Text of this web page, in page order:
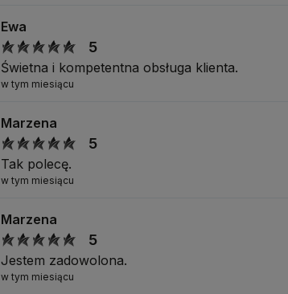
Ewa
5
Świetna i kompetentna obsługa klienta.
w tym miesiącu
Marzena
5
Tak polecę.
w tym miesiącu
Marzena
5
Jestem zadowolona.
w tym miesiącu